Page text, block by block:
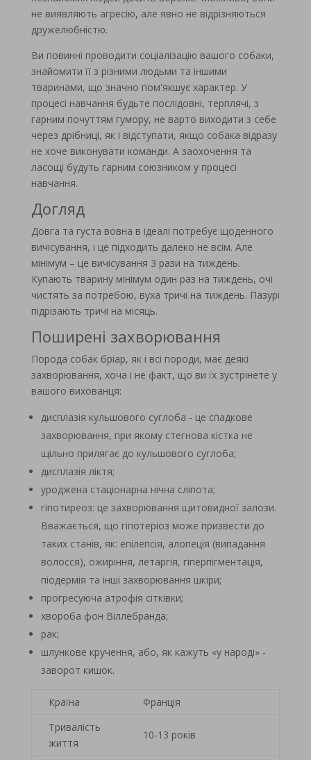
не виявляють агресію, але явно не відрізняються
дружелюбністю.
Ви повинні проводити соціалізацію вашого собаки,
знайомити її з різними людьми та іншими
тваринами, що значно пом'якшує характер. У
процесі навчання будьте послідовні, терплячі, з
гарним почуттям гумору, не варто виходити з себе
через дрібниці, як і відступати, якщо собака відразу
не хоче виконувати команди. А заохочення та
ласощі будуть гарним союзником у процесі
навчання.
Догляд
Довга та густа вовна в ідеалі потребує щоденного
вичісування, і це підходить далеко не всім. Але
мінімум – це вичісування 3 рази на тиждень.
Купають тварину мінімум один раз на тиждень, очі
чистять за потребою, вуха тричі на тиждень. Пазурі
підрізають тричі на місяць.
Поширені захворювання
Порода собак бріар, як і всі породи, має деякі
захворювання, хоча і не факт, що ви їх зустрінете у
вашого вихованця:
дисплазія кульшового суглоба - це спадкове
захворювання, при якому стегнова кістка не
щільно прилягає до кульшового суглоба;
дисплазія ліктя;
уроджена стаціонарна нічна сліпота;
гіпотиреоз: це захворювання щитовидної залози.
Вважається, що гіпотеріоз може призвести до
таких станів, як: епілепсія, алопеція (випадання
волосся), ожиріння, летаргія, гіперпігментація,
піодермія та інші захворювання шкіри;
прогресуюча атрофія сітківки;
хвороба фон Віллебранда;
рак;
шлункове кручення, або, як кажуть «у народі» -
заворот кишок.
Країна
Франція
Тривалість
життя
10-13 років